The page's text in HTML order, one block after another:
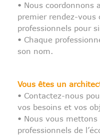
• Nous coordonnons
premier rendez-vous
professionnels pour
• Chaque
son nom.
Vous êtes un
• Contactez-nous
vos besoins et vos
• Nous vous
professionnels de